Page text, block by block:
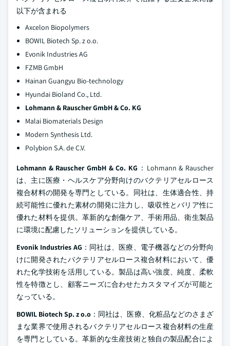
以下が含まれる
Axcelon Biopolymers
BOWIL Biotech Sp. z o.o.
Evonik Industries AG
FZMB GmbH
Hainan Guangyu Bio-technology
Hyundai Bioland Co., Ltd.
Lohmann & Rauscher GmbH & Co. KG
Malai Biomaterials Design
Modern Synthesis Ltd.
Polybion S.A. de C.V.
Lohmann & Rauscher GmbH & Co. KG ：Lohmann & Rauscher
は、主に医療・ヘルスケア分野向けのバクテリアセルロース
複合材料の開発を専門としている。同社は、生体適合性、持
続可能性に優れた素材の開発に注力し、吸収性とバリア性に
優れた材料を提供。革新的な創傷ケア、手術用品、衛生製品
に環境に配慮したソリューションを提供している。
Evonik Industries AG ：同社は、医療、電子機器などの分野向
けに開発されたバクテリアセルロース複合材料において、優
れた化学技術を活用している。製品は高い強度、純度、柔軟
性を特徴とし、顧客ニーズに合わせたカスタマイズが可能と
なっている。
BOWIL Biotech Sp. z o.o ：同社は、医療、化粧品などのさまざ
まな業界で使用されるバクテリアセルロース複合材料の生産
を専門としている。革新的な生産技術と独自の製品配合によ